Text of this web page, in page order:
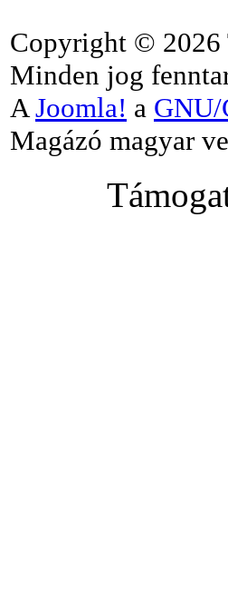
Copyright © 2026
Minden jog
A Joomla! a GNU/
Magázó magyar